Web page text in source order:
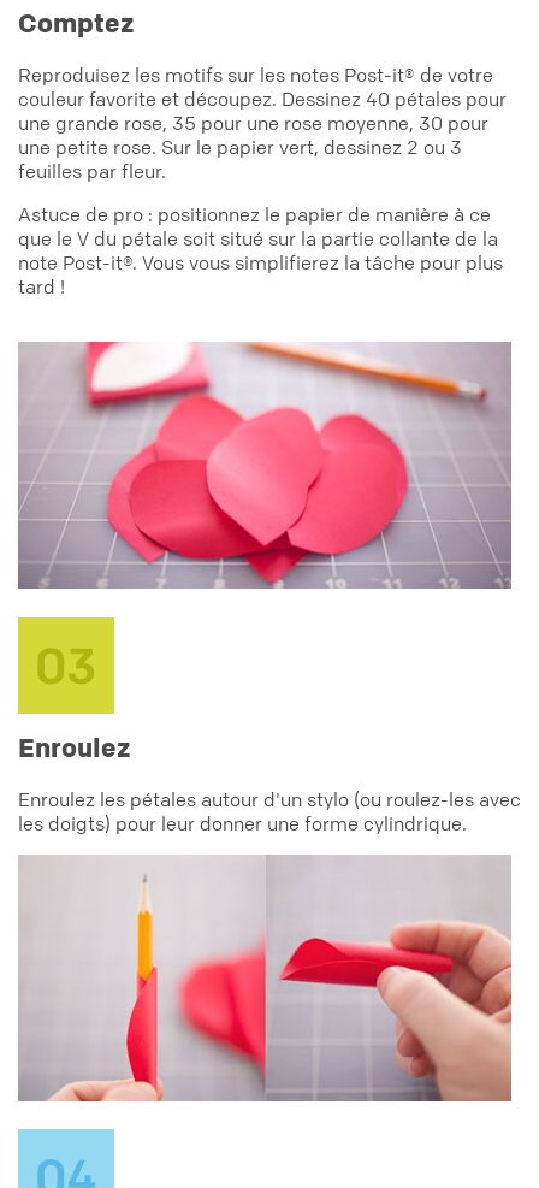
Comptez
Reproduisez les motifs sur les notes Post-it® de votre
couleur favorite et découpez. Dessinez 40 pétales pour
une grande rose, 35 pour une rose moyenne, 30 pour
une petite rose. Sur le papier vert, dessinez 2 ou 3
feuilles par fleur.
Astuce de pro : positionnez le papier de manière à ce
que le V du pétale soit situé sur la partie collante de la
note Post-it®. Vous vous simplifierez la tâche pour plus
tard !
Enroulez
Enroulez les pétales autour d'un stylo (ou roulez-les avec
les doigts) pour leur donner une forme cylindrique.